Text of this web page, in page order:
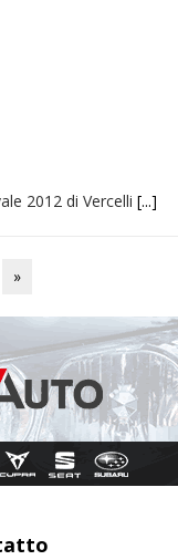
2012 di Vercelli [...]
»